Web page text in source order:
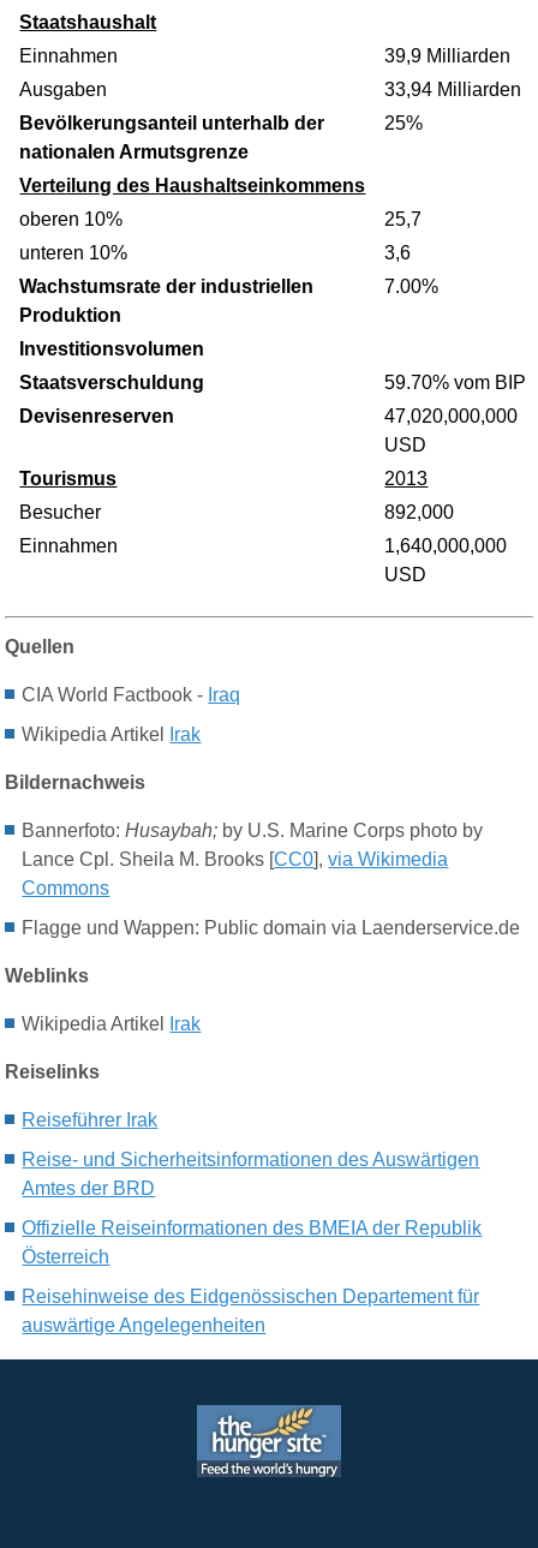
Staatshaushalt
Einnahmen
39,9 Milliarden
Ausgaben
33,94 Milliarden
Bevölkerungsanteil unterhalb der
nationalen Armutsgrenze
25%
Verteilung des Haushaltseinkommens
oberen 10%
25,7
unteren 10%
3,6
Wachstumsrate der industriellen
Produktion
7.00%
Investitionsvolumen
Staatsverschuldung
59.70% vom BIP
Devisenreserven
47,020,000,000
USD
Tourismus
2013
Besucher
892,000
Einnahmen
1,640,000,000
USD
Quellen
CIA World Factbook - Iraq
Wikipedia Artikel
Irak
Bildernachweis
Bannerfoto: Husaybah; by U.S. Marine Corps photo by
Lance Cpl. Sheila M. Brooks [CC0],via Wikimedia
Commons
Flagge und Wappen: Public domain via Laenderservice.de
Weblinks
Wikipedia Artikel Irak
Reiselinks
Reiseführer Irak
Reise- und Sicherheitsinformationen des Auswärtigen
Amtes der BRD
Offizielle Reiseinformationen des BMEIA der Republik
Österreich
Reisehinweise des Eidgenössischen Departement für
auswärtige Angelegenheiten